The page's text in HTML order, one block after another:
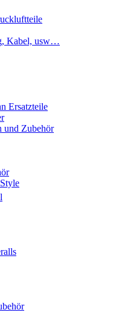
Kabel, usw…
Ersatzteile
und Zubehör